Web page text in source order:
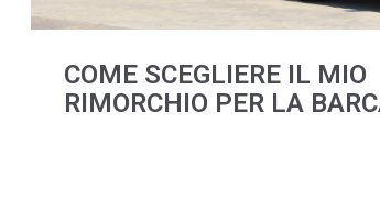
COME SCEGLIERE IL MIO
RIMORCHIO PER LA